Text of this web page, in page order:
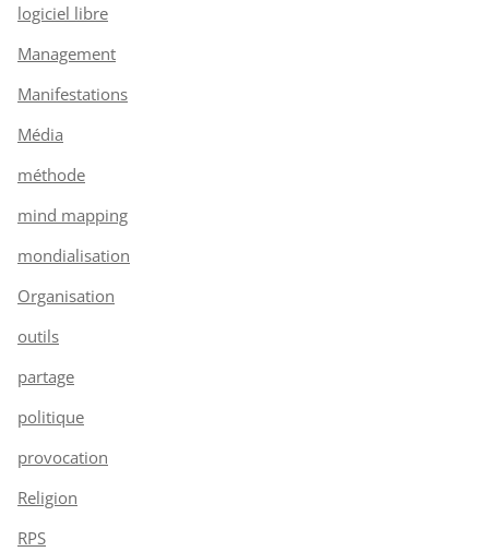
logiciel libre
Management
Manifestations
Média
méthode
mind mapping
mondialisation
Organisation
outils
partage
politique
provocation
Religion
RPS